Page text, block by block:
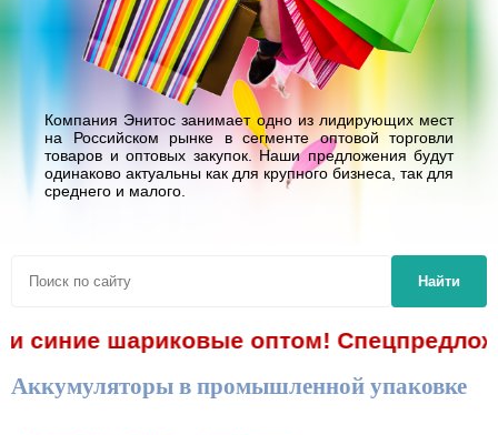
Компания Энитос занимает одно из лидирующих мест
на Российском рынке в сегменте оптовой торговли
товаров и оптовых закупок. Наши предложения будут
одинаково актуальны как для крупного бизнеса, так для
среднего и малого.
Найти
шариковые оптом! Спецпредложение!
Аккумуляторы в промышленной упаковке